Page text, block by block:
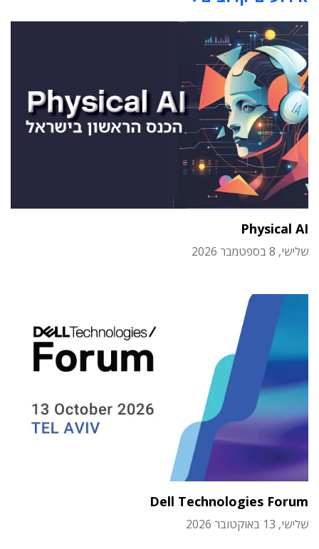
Physical AI
שלישי, 8 בספטמבר 2026
Dell Technologies Forum
שלישי, 13 באוקטובר 2026